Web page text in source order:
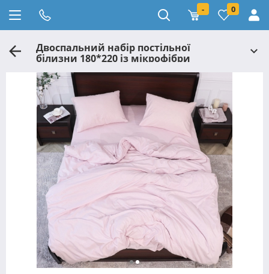
- 0
Двоспальний набір постільної
білизни 180*220 із мікрофібри
№206008 Черешенка™